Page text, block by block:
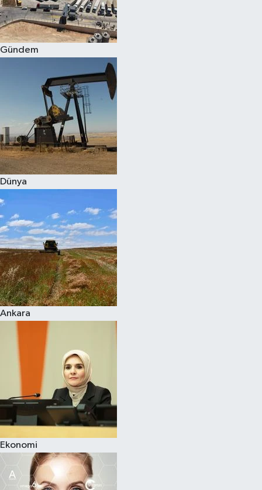
Gündem
Dünya
Ankara
Ekonomi
Spor
Burç Yorumları
Çocuk
Eğitim
Hava Durumu
Kadın
Kültür Sanat
Sağlık
Siyaset
Teknoloji
Televizyon
Yaşam-Çevre